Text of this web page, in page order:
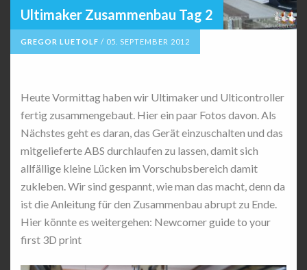
Ultimaker Zusammenbau Tag 2
GREGOR LUETOLF / 05. SEPTEMBER 2012
Heute Vormittag haben wir Ultimaker und Ulticontroller
fertig zusammengebaut. Hier ein paar Fotos davon. Als
Nächstes geht es daran, das Gerät einzuschalten und das
mitgelieferte ABS durchlaufen zu lassen, damit sich
allfällige kleine Lücken im Vorschubsbereich damit
zukleben. Wir sind gespannt, wie man das macht, denn da
ist die Anleitung für den Zusammenbau abrupt zu Ende.
Hier könnte es weitergehen: Newcomer guide to your
first 3D print